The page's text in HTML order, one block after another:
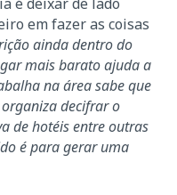
em fazer as coisas
ainda dentro do
mais barato ajuda a
na área sabe que
decifrar o
de hotéis entre outras
é para gerar uma